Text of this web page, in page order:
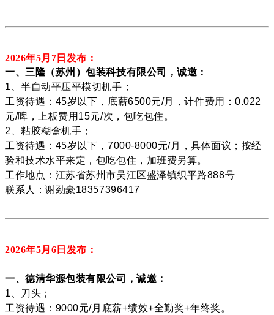
2026年5月7 日发布：
一、三隆（苏州）包装科技有限公司，诚邀：
1、半自动平压平模切机手；
工资待遇：45岁以下，底薪6500元/月，计件费用：0.022
元/啤，上板费用15元/次，包吃包住。
2、粘胶糊盒机手；
工资待遇：45岁以下，7000-8000元/月，具体面议；按经
验和技术水平来定，包吃包住，加班费另算。
工作地点：江苏省苏州市吴江区盛泽镇织平路888号
联系人：谢劲豪18357396417
2026年5月6 日发布：
一、德清华源包装有限公司，诚邀：
1、刀头；
工资待遇：9000元/月底薪+绩效+全勤奖+年终奖。